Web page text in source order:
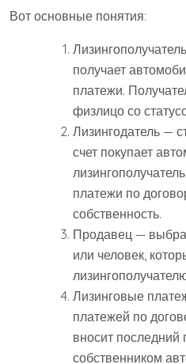
Вот основные понятия:
получает
платежи.
физлицо со
Лизингодатель —
счет покупает
платежи по
собственность.
Продавец —
или человек,
Лизинговые
платежей по
вносит последний
собственником